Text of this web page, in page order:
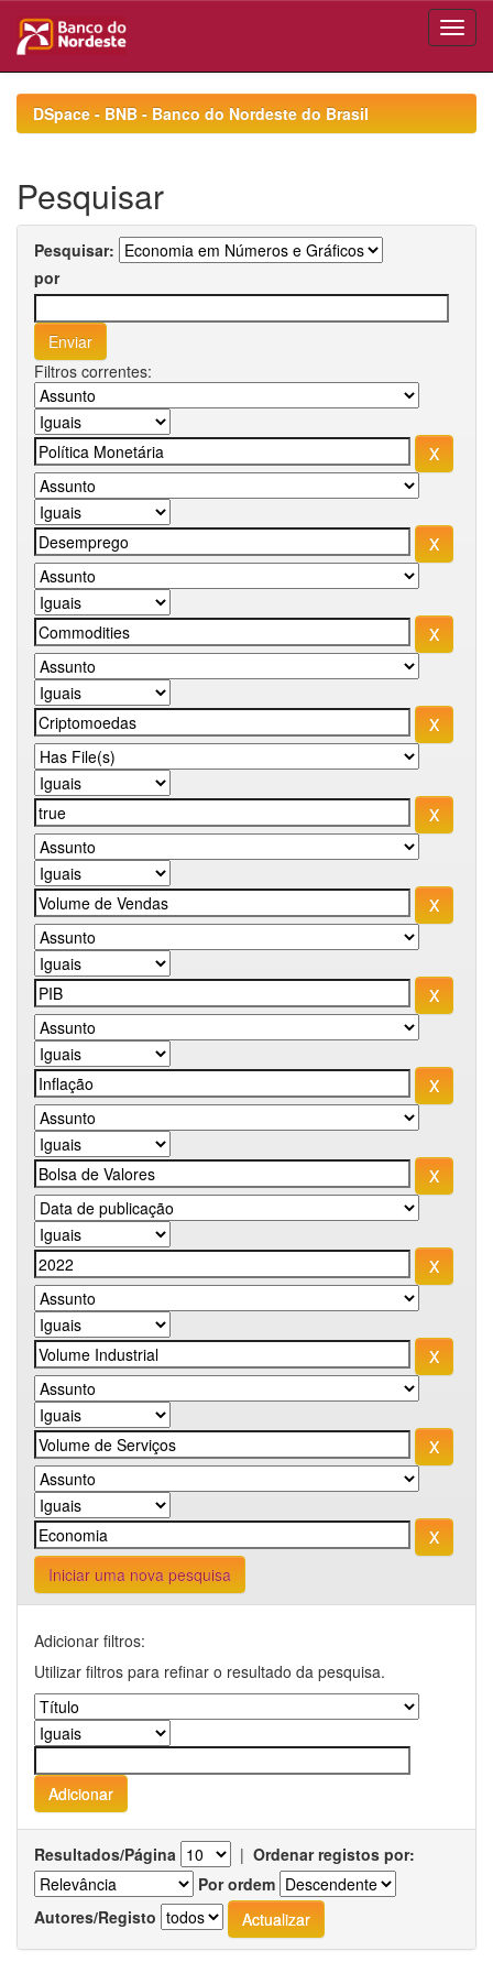
navigationDSpace - BNB - Banco do Nordeste do Brasil
Pesquisar
Pesquisar:
por
Filtros correntes:
Iniciar uma nova pesquisa
Adicionar filtros:
Utilizar filtros para refinar o resultado da pesquisa.
Resultados/Página | Ordenar registos por:
Por ordem
Autores/Registo